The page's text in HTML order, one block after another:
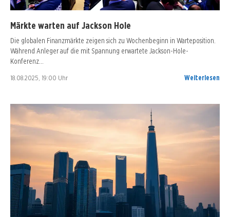
Märkte warten auf Jackson Hole
Die globalen Finanzmärkte zeigen sich zu Wochenbeginn in Warteposition.
Während Anleger auf die mit Spannung erwartete Jackson-Hole-
Konferenz…
18.08.2025, 19:00 Uhr Weiterlesen